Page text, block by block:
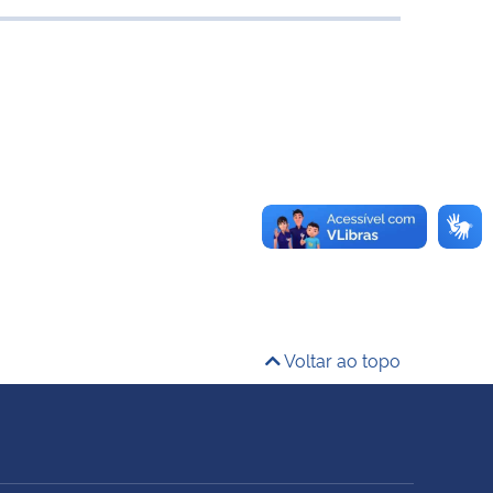
Voltar ao topo